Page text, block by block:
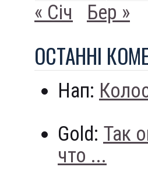
« Січ Бер »
ОСТАННI
Нап:
Gold: Так
что ...